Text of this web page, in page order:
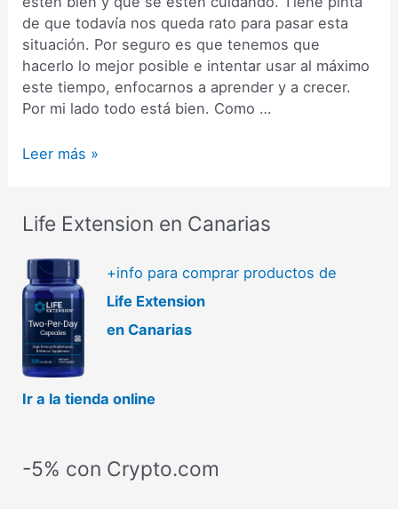
de que todavía nos queda rato para pasar esta
situación. Por seguro es que tenemos que
hacerlo lo mejor posible e intentar usar al máximo
este tiempo, enfocarnos a aprender y a crecer.
Por mi lado todo está bien. Como …
La
las
para
nuestra
salud
y
bienestar
Leer más »
Life Extension en Canarias
+info para comprar productos de
Life Extension
en Canarias
Ir a la tienda online
-5% con Crypto.com